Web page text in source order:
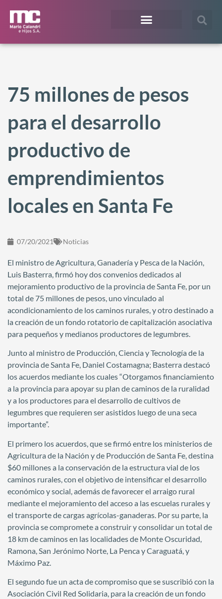
75 millones de pesos
para el desarrollo
productivo de
emprendimientos
locales en Santa Fe
07/20/2021 Noticias
El ministro de Agricultura, Ganadería y Pesca de la Nación,
Luis Basterra, firmó hoy dos convenios dedicados al
mejoramiento productivo de la provincia de Santa Fe, por un
total de 75 millones de pesos, uno vinculado al
acondicionamiento de los caminos rurales, y otro destinado a
la creación de un fondo rotatorio de capitalización asociativa
para pequeños y medianos productores de legumbres.
Junto al ministro de Producción, Ciencia y Tecnología de la
provincia de Santa Fe, Daniel Costamagna; Basterra destacó
los acuerdos mediante los cuales “Otorgamos financiamiento
a la provincia para apoyar su plan de caminos de la ruralidad
y a los productores para el desarrollo de cultivos de
legumbres que requieren ser asistidos luego de una seca
importante”.
El primero los acuerdos, que se firmó entre los ministerios de
Agricultura de la Nación y de Producción de Santa Fe, destina
$60 millones a la conservación de la estructura vial de los
caminos rurales, con el objetivo de intensificar el desarrollo
económico y social, además de favorecer el arraigo rural
mediante el mejoramiento del acceso a las escuelas rurales y
el transporte de cargas agrícolas-ganaderas. Por su parte, la
provincia se compromete a construir y consolidar un total de
18 km de caminos en las localidades de Monte Oscuridad,
Ramona, San Jerónimo Norte, La Penca y Caraguatá, y
Máximo Paz.
El segundo fue un acta de compromiso que se suscribió con la
Asociación Civil Red Solidaria, para la creación de un fondo